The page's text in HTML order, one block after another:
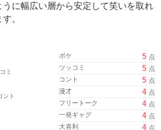
に幅広い層から安定して笑いを取れ
。
ボケ 5 点
ツッコミ
5 点
コント
5 点
漫才
4 点
フリートーク
4 点
一発ギャグ
4 点
大喜利
4 点